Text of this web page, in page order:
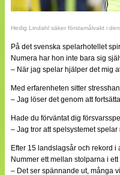
Hedig Lindahl säker förstamålvakt i
På det svenska spelarhotellet
Numera har hon inte bara sig
– När jag spelar hjälper det mig
Med erfarenheten sitter
– Jag löser det genom att
Hade du förväntat dig
– Jag tror att spelsystemet
Efter 15 landslagsår och rekord
Nummer ett mellan stolparna i
– Det ser spännande ut, många